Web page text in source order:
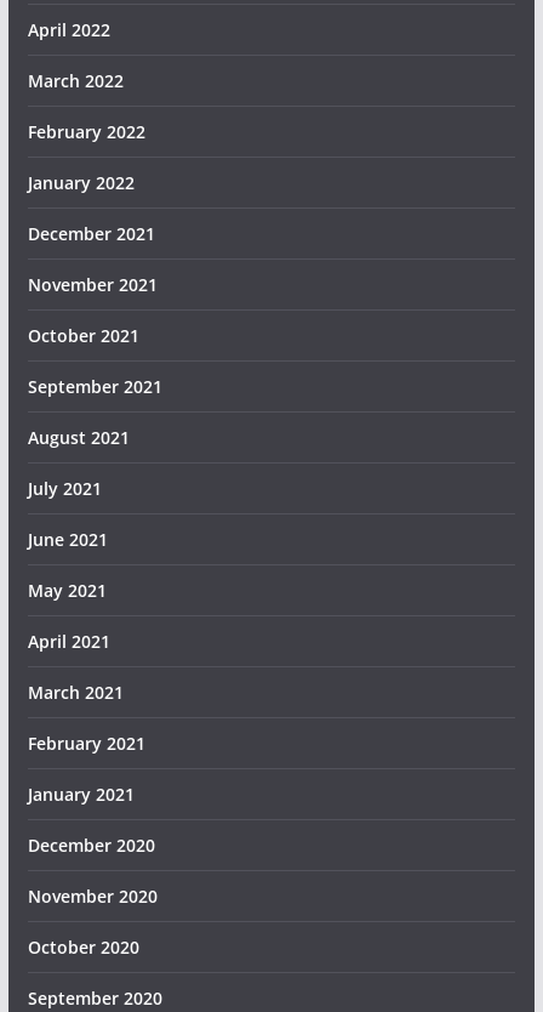
April 2022
March 2022
February 2022
January 2022
December 2021
November 2021
October 2021
September 2021
August 2021
July 2021
June 2021
May 2021
April 2021
March 2021
February 2021
January 2021
December 2020
November 2020
October 2020
September 2020